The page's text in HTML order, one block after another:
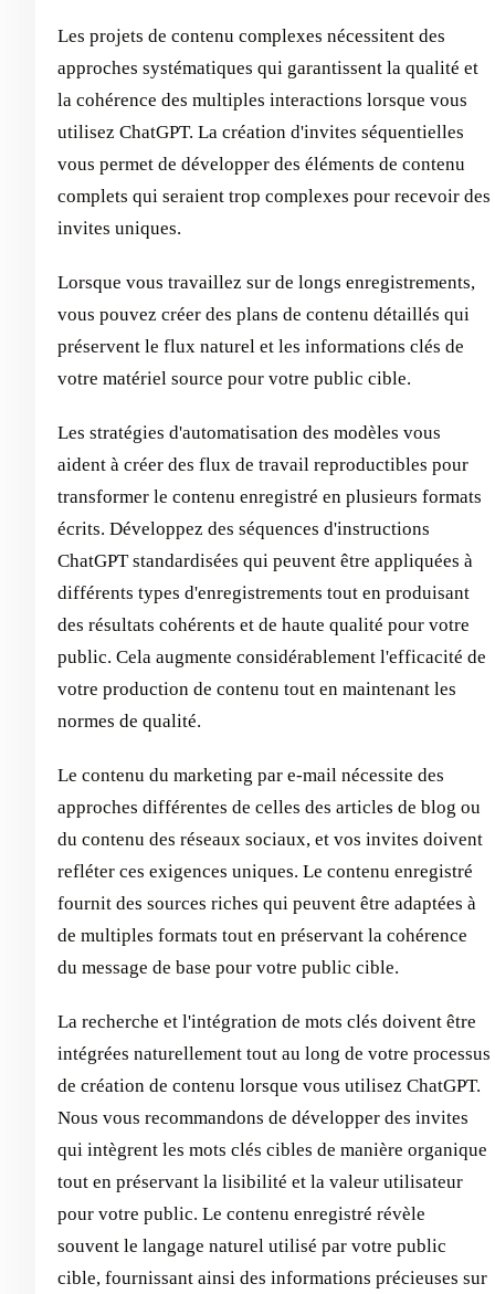
Les projets de contenu complexes nécessitent des
approches systématiques qui garantissent la qualité et
la cohérence des multiples interactions lorsque vous
utilisez ChatGPT. La création d'invites séquentielles
vous permet de développer des éléments de contenu
complets qui seraient trop complexes pour recevoir des
invites uniques.
Lorsque vous travaillez sur de longs enregistrements,
vous pouvez créer des plans de contenu détaillés qui
préservent le flux naturel et les informations clés de
votre matériel source pour votre public cible.
Les stratégies d'automatisation des modèles vous
aident à créer des flux de travail reproductibles pour
transformer le contenu enregistré en plusieurs formats
écrits. Développez des séquences d'instructions
ChatGPT standardisées qui peuvent être appliquées à
différents types d'enregistrements tout en produisant
des résultats cohérents et de haute qualité pour votre
public. Cela augmente considérablement l'efficacité de
votre production de contenu tout en maintenant les
normes de qualité.
Le contenu du marketing par e-mail nécessite des
approches différentes de celles des articles de blog ou
du contenu des réseaux sociaux, et vos invites doivent
refléter ces exigences uniques. Le contenu enregistré
fournit des sources riches qui peuvent être adaptées à
de multiples formats tout en préservant la cohérence
du message de base pour votre public cible.
La recherche et l'intégration de mots clés doivent être
intégrées naturellement tout au long de votre processus
de création de contenu lorsque vous utilisez ChatGPT.
Nous vous recommandons de développer des invites
qui intègrent les mots clés cibles de manière organique
tout en préservant la lisibilité et la valeur utilisateur
pour votre public. Le contenu enregistré révèle
souvent le langage naturel utilisé par votre public
cible, fournissant ainsi des informations précieuses sur